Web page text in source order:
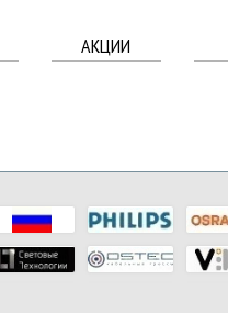
АКЦИИ